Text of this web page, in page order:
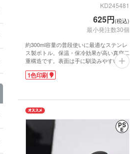
KD245481
625円(税込)
最小発注数30個
約300ml容量の普段使いに最適なステンレ
ス製ボトル。保温・保冷効果が高い真空二
重構造です。表面は手に馴染みやすいザラ
っとした質感。シンプルながらもおしゃれ
なデザインです。
刷範囲が広く存在感抜群の回転シルク印刷
にも対応しています。
1色印刷
既製品扇子（名入れ扇子）
オリジナルブランケット
手袋・ネックウォーマー他
オリジナルお菓子